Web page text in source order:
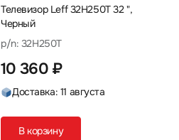
Телевизор Leff 32H250T 32 ",
Черный
p/n: 32H250T
10 360 ₽
Доставка: 11 августа
В корзину